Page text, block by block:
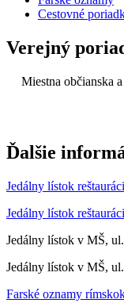
Cestovné
Verejný
Miestna občianska
Ďalšie
Jedálny lístok
Jedálny lístok
Jedálny lístok v MŠ,
Jedálny lístok v MŠ,
Farské oznamy